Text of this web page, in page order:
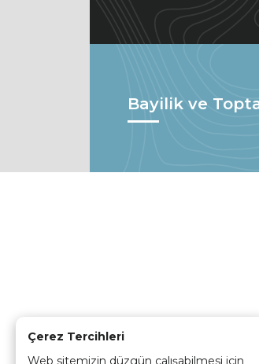
Çerez Tercihleri
Web sitemizin düzgün çalışabilmesi için
Bayilik ve